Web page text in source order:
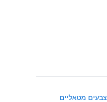
צבעים מטאליים